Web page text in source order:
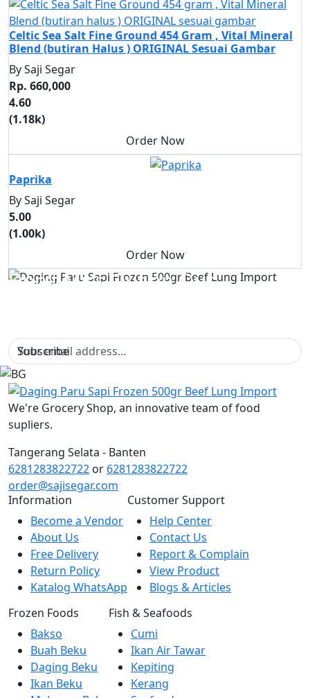
Celtic Sea Salt Fine Ground 454 Gram , Vital Mineral
Blend (butiran Halus ) ORIGINAL Sesuai Gambar
By Saji Segar
Rp. 660,000
4.60
(1.18k)
Order Now
Paprika
By Saji Segar
5.00
(1.00k)
Order Now
Don't Miss Out on Our
Subscribe
We're Grocery Shop, an innovative team of food
supliers.
Tangerang Selata - Banten
6281283822722 or 6281283822722
order@sajisegar.com
Information
Become a Vendor
About Us
Free Delivery
Return Policy
Katalog WhatsApp
Customer Support
Help Center
Contact Us
Report & Complain
View Product
Blogs & Articles
Frozen Foods
Bakso
Buah Beku
Daging Beku
Ikan Beku
Fish & Seafoods
Cumi
Ikan Air Tawar
Kepiting
Kerang